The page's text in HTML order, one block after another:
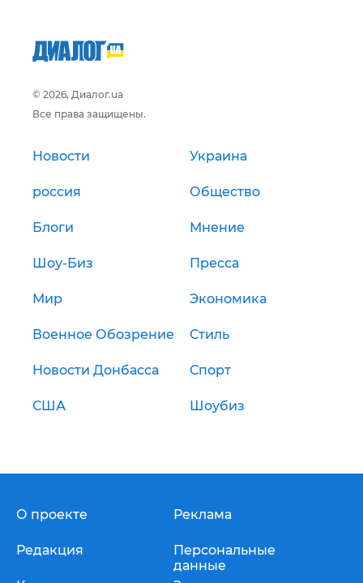
© 2026, Диалог.ua
Все права защищены.
Новости Украина
россия Общество
Блоги Мнение
Шоу-Биз Пресса
Мир Экономика
Военное Обозрение Стиль
Новости Донбасса Спорт
США Шоубиз
О проекте
Редакция
Реклама
Персональные
данные